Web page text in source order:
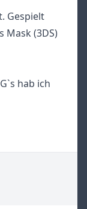
Gespielt
Mask (3DS)
hab ich